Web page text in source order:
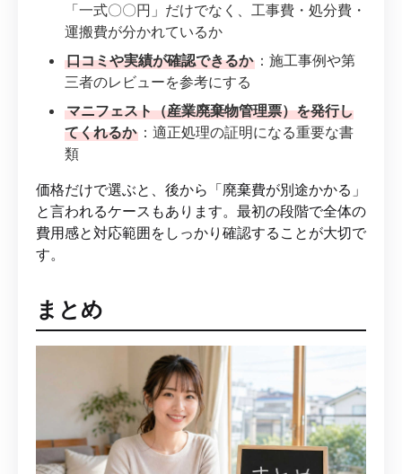
「一式〇〇円」だけでなく、工事費・処分費・
運搬費が分かれているか
口コミや実績が確認できるか ：施工事例や第
三者のレビューを参考にする
マニフェスト（産業廃棄物管理票）を発行し
てくれるか ：適正処理の証明になる重要な書
類
価格だけで選ぶと、後から「廃棄費が別途かかる」
と言われるケースもあります。最初の段階で全体の
費用感と対応範囲をしっかり確認することが大切で
す。
まとめ